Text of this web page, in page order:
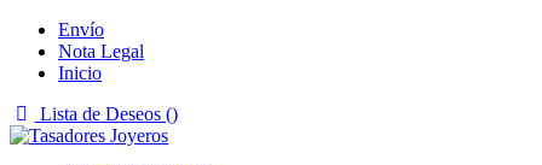
Envío
Nota Legal
Inicio
Lista de Deseos ()